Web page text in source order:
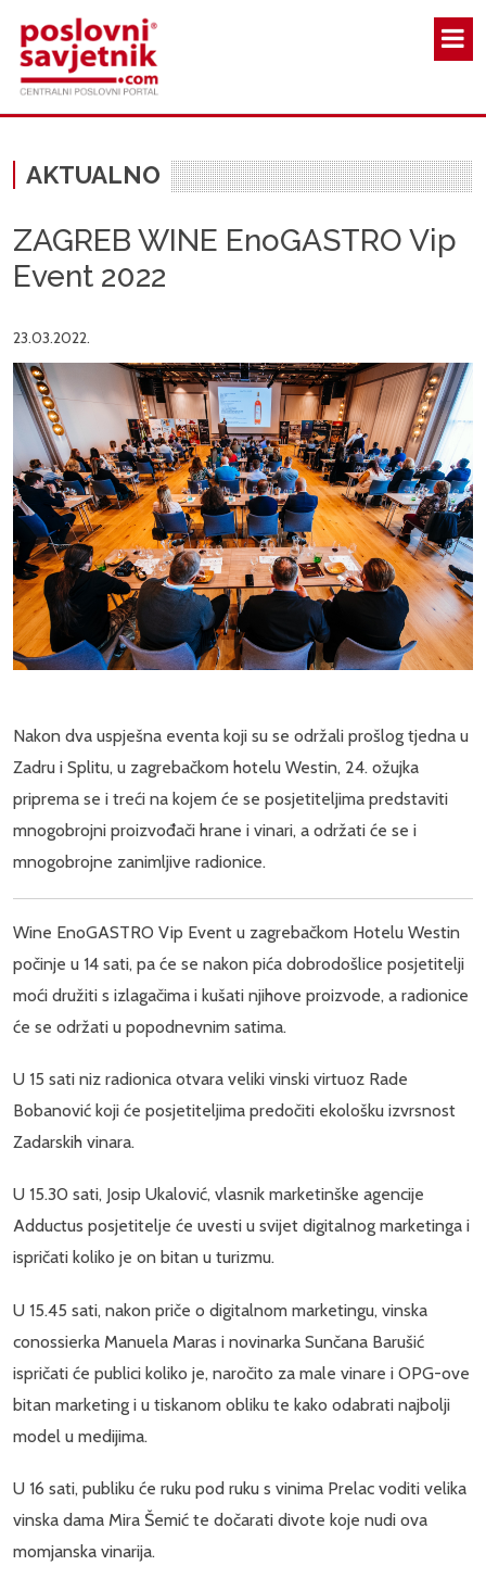
AKTUALNO
ZAGREB WINE EnoGASTRO Vip
Event 2022
23.03.2022.
Nakon dva uspješna eventa koji su se održali prošlog tjedna u
Zadru i Splitu, u zagrebačkom hotelu Westin, 24. ožujka
priprema se i treći na kojem će se posjetiteljima predstaviti
mnogobrojni proizvođači hrane i vinari, a održati će se i
mnogobrojne zanimljive radionice.
Wine EnoGASTRO Vip Event u zagrebačkom Hotelu Westin
počinje u 14 sati, pa će se nakon pića dobrodošlice posjetitelji
moći družiti s izlagačima i kušati njihove proizvode, a radionice
će se održati u popodnevnim satima.
U 15 sati niz radionica otvara veliki vinski virtuoz Rade
Bobanović koji će posjetiteljima predočiti ekološku izvrsnost
Zadarskih vinara.
U 15.30 sati, Josip Ukalović, vlasnik marketinške agencije
Adductus posjetitelje će uvesti u svijet digitalnog marketinga i
ispričati koliko je on bitan u turizmu.
U 15.45 sati, nakon priče o digitalnom marketingu, vinska
conossierka Manuela Maras i novinarka Sunčana Barušić
ispričati će publici koliko je, naročito za male vinare i OPG-ove
bitan marketing i u tiskanom obliku te kako odabrati najbolji
model u medijima.
U 16 sati, publiku će ruku pod ruku s vinima Prelac voditi velika
vinska dama Mira Šemić te dočarati divote koje nudi ova
momjanska vinarija.